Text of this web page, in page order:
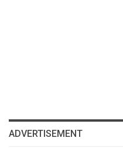
ADVERTISEMENT